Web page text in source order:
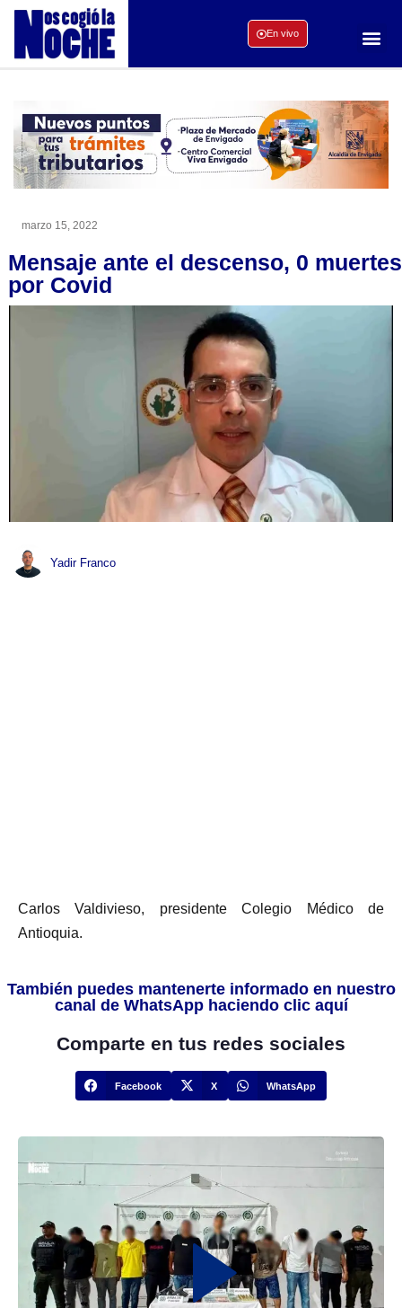
En vivo
marzo 15, 2022
Mensaje ante el descenso, 0 muertes
por Covid
Yadir Franco
Carlos Valdivieso, presidente Colegio Médico de
Antioquia.
También puedes mantenerte informado en nuestro
canal de WhatsApp haciendo clic aquí
Comparte en tus redes sociales
Facebook X WhatsApp